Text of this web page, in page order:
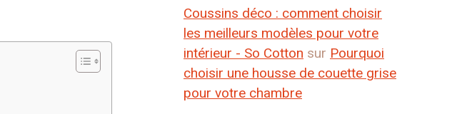
Coussins déco : comment choisir
les meilleurs modèles pour votre
intérieur - So Cotton sur Pourquoi
choisir une housse de couette grise
pour votre chambre